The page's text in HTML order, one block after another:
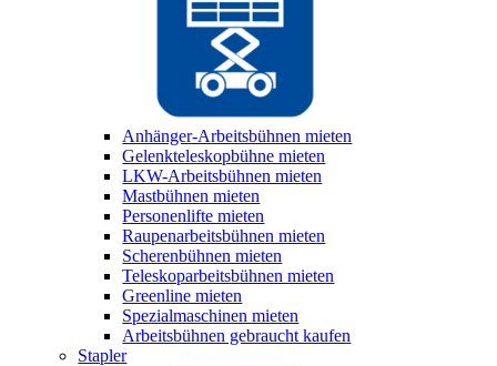
Anhänger-Arbeitsbühnen mieten
Gelenkteleskopbühne mieten
LKW-Arbeitsbühnen mieten
Mastbühnen mieten
Personenlifte mieten
Raupenarbeitsbühnen mieten
Scherenbühnen mieten
Teleskoparbeitsbühnen mieten
Greenline mieten
Spezialmaschinen mieten
Arbeitsbühnen gebraucht kaufen
Stapler